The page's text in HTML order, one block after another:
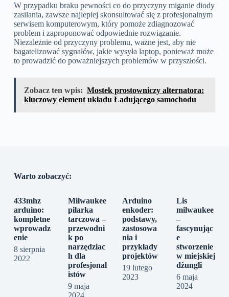
W przypadku braku pewności co do przyczyny miganie diody
zasilania, zawsze najlepiej skonsultować się z profesjonalnym
serwisem komputerowym, który pomoże zdiagnozować
problem i zaproponować odpowiednie rozwiązanie.
Niezależnie od przyczyny problemu, ważne jest, aby nie
bagatelizować sygnałów, jakie wysyła laptop, ponieważ może
to prowadzić do poważniejszych problemów w przyszłości.
Zobacz ten wpis: Mostek prostowniczy alternatora:
kluczowy element układu Ładującego samochodu
Warto zobaczyć:
433mhz
arduino:
kompletne
wprowadz
enie
8 sierpnia
2022
Milwaukee
pilarka
tarczowa –
przewodni
k po
narzędziac
h dla
profesjonal
istów
9 maja
2024
Arduino
enkoder:
podstawy,
zastosowa
nia i
przykłady
projektów
19 lutego
2023
Lis
milwaukee
–
fascynując
e
stworzenie
w miejskiej
dżungli
6 maja
2024